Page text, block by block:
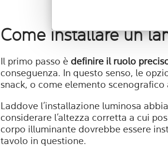
Come installare un
Il primo passo è definire il ruolo
conseguenza. In questo senso, le
snack, o come elemento
Laddove l’installazione luminosa
considerare l’altezza corretta a cui
corpo illuminante dovrebbe essere
tavolo in questione.